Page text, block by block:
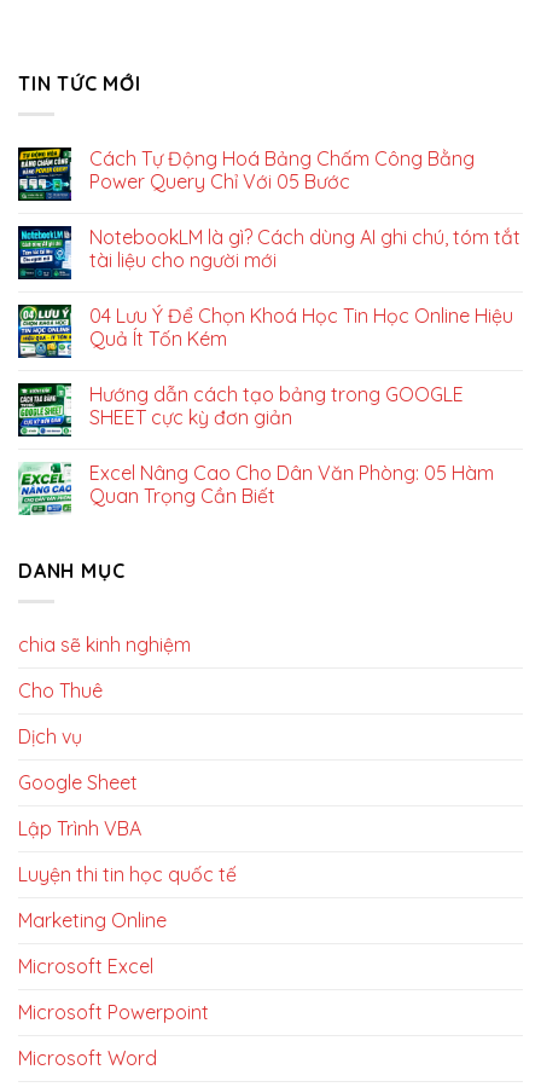
TIN TỨC MỚI
Cách Tự Động Hoá Bảng Chấm Công Bằng
Power Query Chỉ Với 05 Bước
NotebookLM là gì? Cách dùng AI ghi chú, tóm tắt
tài liệu cho người mới
04 Lưu Ý Để Chọn Khoá Học Tin Học Online Hiệu
Quả Ít Tốn Kém
Hướng dẫn cách tạo bảng trong GOOGLE
SHEET cực kỳ đơn giản
Excel Nâng Cao Cho Dân Văn Phòng: 05 Hàm
Quan Trọng Cần Biết
DANH MỤC
chia sẽ kinh nghiệm
Cho Thuê
Dịch vụ
Google Sheet
Lập Trình VBA
Luyện thi tin học quốc tế
Marketing Online
Microsoft Excel
Microsoft Powerpoint
Microsoft Word